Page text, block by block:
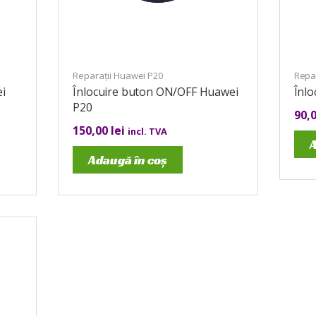
Reparații Huawei P20
Înlocuire buton ON/OFF Huawei
P20
150,00 lei incl. TVA
Adaugă în coș